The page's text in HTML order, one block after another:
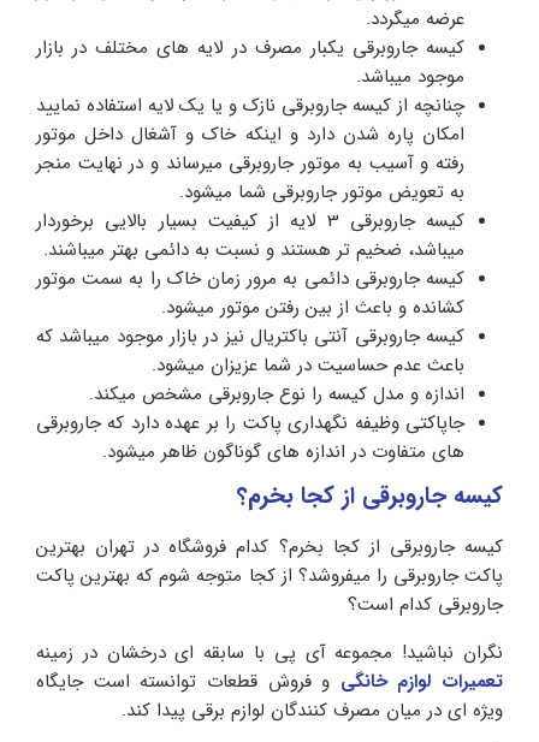
عرضه میگردد.
کیسه جاروبرقی یکبار مصرف در لایه های مختلف در بازار
موجود میباشد.
چنانچه از کیسه جاروبرقی نازک و یا یک لایه استفاده نمایید
امکان پاره شدن دارد و اینکه خاک و آشغال داخل موتور
رفته و آسیب به موتور جاروبرقی میرساند و در نهایت منجر
به تعویض موتور جاروبرقی شما میشود.
کیسه جاروبرقی 3 لایه از کیفیت بسیار بالایی برخوردار
میباشد، ضخیم تر هستند و نسبت به دائمی بهتر میباشند.
کیسه جاروبرقی دائمی به مرور زمان خاک را به سمت موتور
کشانده و باعث از بین رفتن موتور میشود.
کیسه جاروبرقی آنتی باکتریال نیز در بازار موجود میباشد که
باعث عدم حساسیت در شما عزیزان میشود.
اندازه و مدل کیسه را نوع جاروبرقی مشخص میکند.
جاپاکتی وظیفه نگهداری پاکت را بر عهده دارد که جاروبرقی
های متفاوت در اندازه های گوناگون ظاهر میشود.
کیسه جاروبرقی از کجا بخرم؟
کیسه جاروبرقی از کجا بخرم؟ کدام فروشگاه در تهران بهترین
پاکت جاروبرقی را میفروشد؟ از کجا متوجه شوم که بهترین پاکت
جاروبرقی کدام است؟
نگران نباشید! مجموعه آی پی با سابقه ای درخشان در زمینه
تعمیرات لوازم خانگی و فروش قطعات توانسته است جایگاه
ویژه ای در میان مصرف کنندگان لوازم برقی پیدا کند.